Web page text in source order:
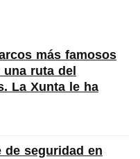
más famosos
ruta del
La Xunta le ha
de seguridad en